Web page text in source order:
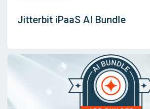
Jitterbit iPaaS AI Bundle